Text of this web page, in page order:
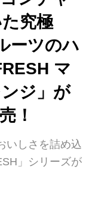
究極
ーツのハ
マ
ジ」が
！
いしさを詰め込
」シリーズが